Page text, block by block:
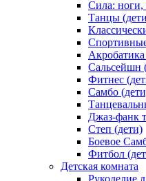
Сила: ноги,
Танцы
Сальсейшн
Фитнес
Самбо
Джаз-фанк
Степ (дети)
Боевое
Фитбол
Детская комната
Рукоделие